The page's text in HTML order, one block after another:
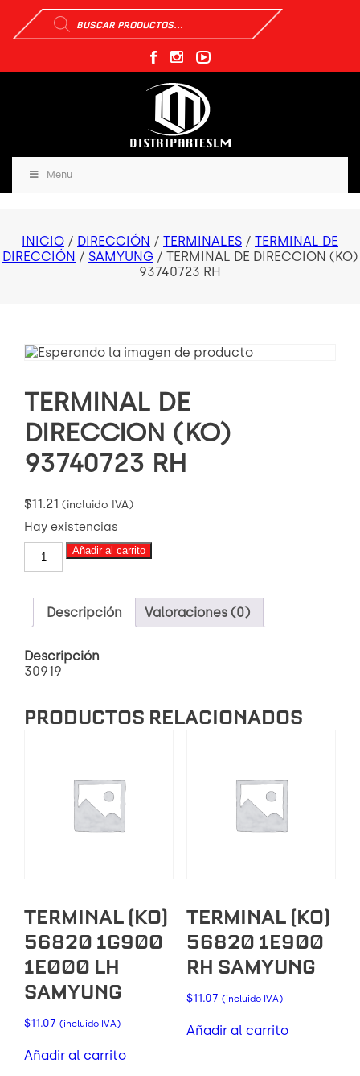
Búsqueda
de
productos
Menu
INICIO / DIRECCIÓN / TERMINALES / TERMINAL DE
DIRECCIÓN / SAMYUNG / TERMINAL DE DIRECCION (KO)
93740723 RH
TERMINAL DE
DIRECCION (KO)
93740723 RH
$11.21 (incluido IVA)
Hay existencias
TERMINAL
(KO)
93740723
RH
Añadir al carrito
Descripción Valoraciones (0)
Descripción
30919
PRODUCTOS RELACIONADOS
TERMINAL (KO)
56820 1G900
1E000 LH
SAMYUNG
$11.07 (incluido IVA)
Añadir al carrito
TERMINAL (KO)
56820 1E900
RH SAMYUNG
$11.07 (incluido IVA)
Añadir al carrito